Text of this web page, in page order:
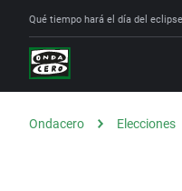
Qué tiempo hará el día del
Ondacero Elecciones